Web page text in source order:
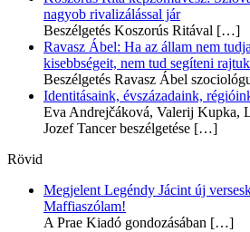
nagyob rivalizálással jár
Beszélgetés Koszorús Ritával […]
Ravasz Ábel: Ha az állam nem
kisebbségeit, nem tud segíteni rajtuk
Beszélgetés Ravasz Ábel
Identitásaink, évszázadaink,
Eva Andrejčáková, Valerij Kupka,
Jozef Tancer beszélgetése […]
Rövid
Megjelent Legéndy Jácint új
Maffiaszólam!
A Prae Kiadó gondozásában […]